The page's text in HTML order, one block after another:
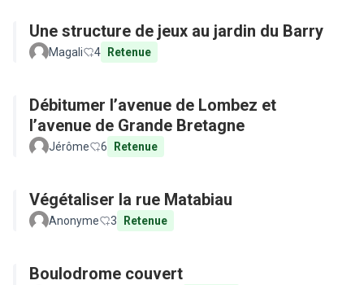
Une structure de jeux au jardin du Barry
Magali 4 Retenue
Débitumer l’avenue de Lombez et
l’avenue de Grande Bretagne
Jérôme 6 Retenue
Végétaliser la rue Matabiau
Anonyme 3 Retenue
Boulodrome couvert